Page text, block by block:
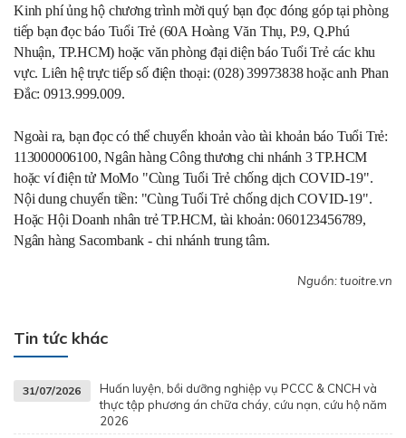
Kinh phí ủng hộ chương trình mời quý bạn đọc đóng góp tại phòng
tiếp bạn đọc báo Tuổi Trẻ (60A Hoàng Văn Thụ, P.9, Q.Phú
Nhuận, TP.HCM) hoặc văn phòng đại diện báo Tuổi Trẻ các khu
vực. Liên hệ trực tiếp số điện thoại: (028) 39973838 hoặc anh Phan
Đắc: 0913.999.009.
Ngoài ra, bạn đọc có thể chuyển khoản vào tài khoản báo Tuổi Trẻ:
113000006100, Ngân hàng Công thương chi nhánh 3 TP.HCM
hoặc ví điện tử MoMo "Cùng Tuổi Trẻ chống dịch COVID-19".
Nội dung chuyển tiền: "Cùng Tuổi Trẻ chống dịch COVID-19".
Hoặc Hội Doanh nhân trẻ TP.HCM, tài khoản: 060123456789,
Ngân hàng Sacombank - chi nhánh trung tâm.
Nguồn: tuoitre.vn
Tin tức khác
31/07/2026
Huấn luyện, bồi dưỡng nghiệp vụ PCCC & CNCH và
thực tập phương án chữa cháy, cứu nạn, cứu hộ năm
2026